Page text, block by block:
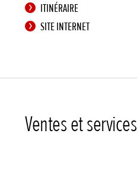
ITINÉRAIRE
SITE INTERNET
Ventes et services